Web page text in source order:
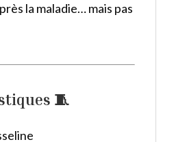
la maladie… mais pas
🧵